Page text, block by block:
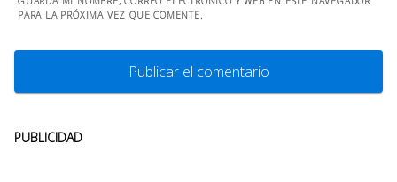
PARA LA PRÓXIMA VEZ QUE COMENTE.
PUBLICIDAD